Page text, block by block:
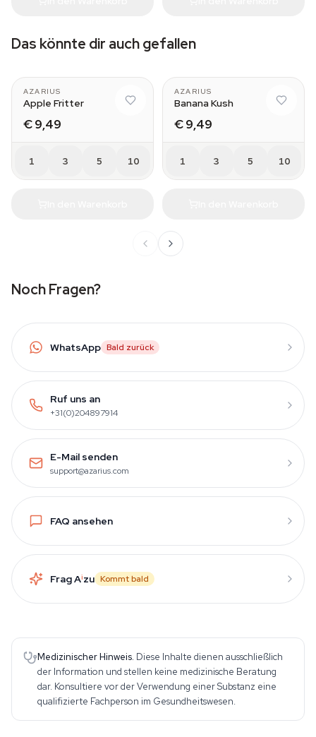
Das könnte dir auch gefallen
AZARIUS
Apple Fritter
€ 9,49
1 3 5 10
AZARIUS
Banana Kush
€ 9,49
1 3 5 10
Noch Fragen?
WhatsApp Bald zurück
Ruf uns an
+31(0)204897914
E-Mail senden
support@azarius.com
FAQ ansehen
Frag Aizu Kommt bald
Medizinischer Hinweis. Diese Inhalte dienen ausschließlich
der Information und stellen keine medizinische Beratung
dar. Konsultiere vor der Verwendung einer Substanz eine
qualifizierte Fachperson im Gesundheitswesen.